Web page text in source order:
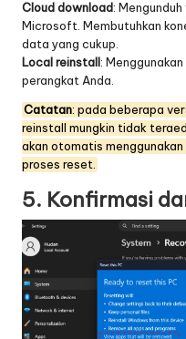
Cloud download:
Microsoft. Membutuhkan
data yang cukup.
Local reinstall:
perangkat Anda.
Catatan: pada beberapa
reinstall mungkin tidak
akan otomatis
proses reset.
5. Konfirmasi